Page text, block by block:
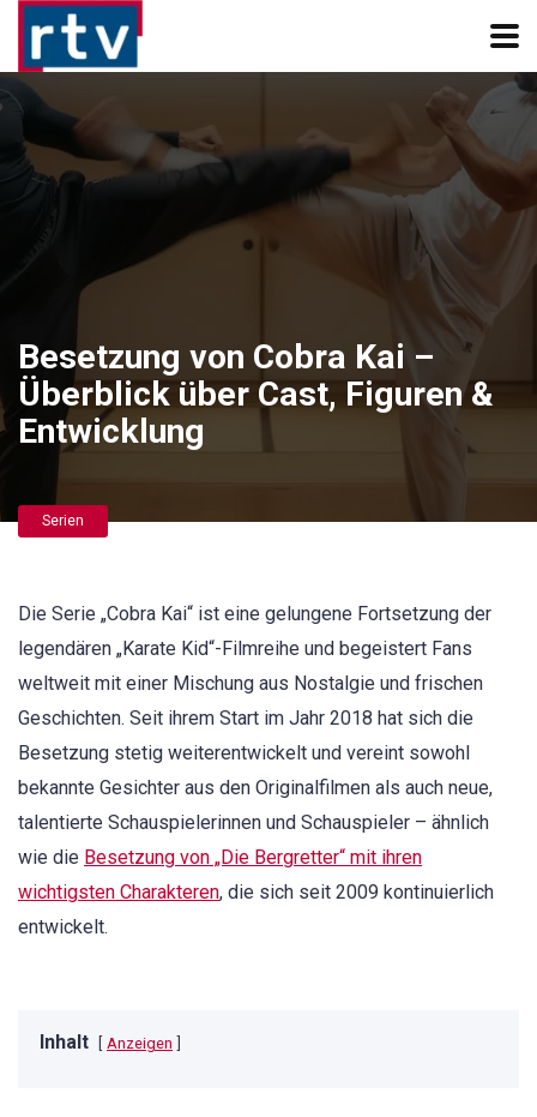
Besetzung von Cobra Kai –
Überblick über Cast, Figuren &
Entwicklung
Serien
Die Serie „Cobra Kai“ ist eine gelungene Fortsetzung der
legendären „Karate Kid“-Filmreihe und begeistert Fans
weltweit mit einer Mischung aus Nostalgie und frischen
Geschichten. Seit ihrem Start im Jahr 2018 hat sich die
Besetzung stetig weiterentwickelt und vereint sowohl
bekannte Gesichter aus den Originalfilmen als auch neue,
talentierte Schauspielerinnen und Schauspieler – ähnlich
wie die Besetzung von „Die Bergretter“ mit ihren
wichtigsten Charakteren, die sich seit 2009 kontinuierlich
entwickelt.
Inhalt Anzeigen